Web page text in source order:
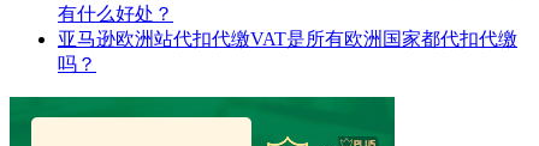
有什么好处？
亚马逊欧洲站代扣代缴VAT是所有欧洲国家都代扣代缴
吗？